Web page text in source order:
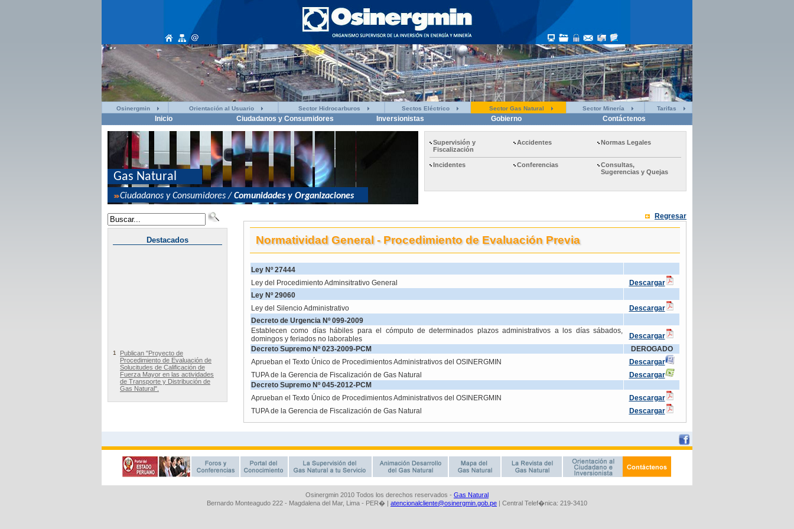
Osinergmin Orientación al Usuario Sector Hidrocarburos Sectos Eléctrico Sector Gas Natural Sector Minería Tarifas
Inicio Ciudadanos y Consumidores Inversionistas Gobierno Contáctenos
Supervisión y
Fiscalización
Accidentes Normas Legales
Incidentes Conferencias
Consultas,
Sugerencias y Quejas
Osinergmin 2010 Todos los derechos reservados - Gas Natural
Bernardo Monteagudo 222 - Magdalena del Mar, Lima - PER� | atencionalcliente@osinergmin.gob.pe | Central Telef�nica: 219-3410